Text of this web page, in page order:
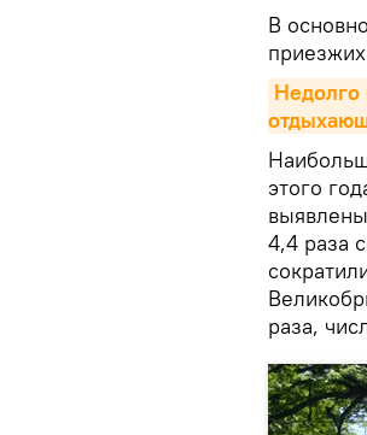
В
Недолго
этого
4,4 раза
раза,